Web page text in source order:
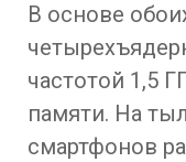
В основе
частотой 1,5
памяти. На
смартфонов